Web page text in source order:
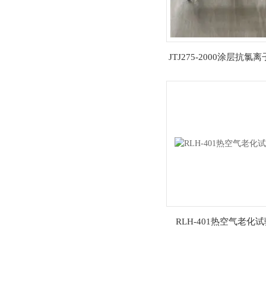
JTJ275-2000涂层抗氯离
RLH-401热空气老化试